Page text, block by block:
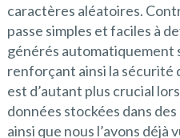
caractères aléatoires.
passe simples et faciles à
générés automatiquement
renforçant ainsi la sécurité
est d’autant plus crucial
données stockées dans
ainsi que nous l’avons déjà